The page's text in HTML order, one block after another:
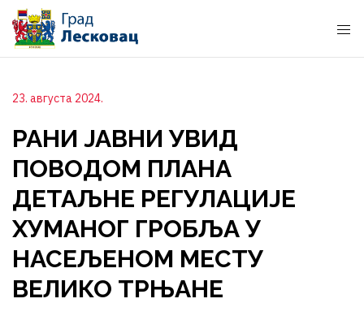
23. августа 2024.
РАНИ ЈАВНИ УВИД
ПОВОДОМ ПЛАНА
ДЕТАЉНЕ РЕГУЛАЦИЈЕ
ХУМАНОГ ГРОБЉА У
НАСЕЉЕНОМ МЕСТУ
ВЕЛИКО ТРЊАНЕ